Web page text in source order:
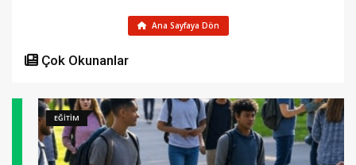
Ana Sayfaya Dön
Çok Okunanlar
EĞİTİM